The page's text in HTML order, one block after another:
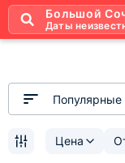
Большой
Даты
Популярные
Цена